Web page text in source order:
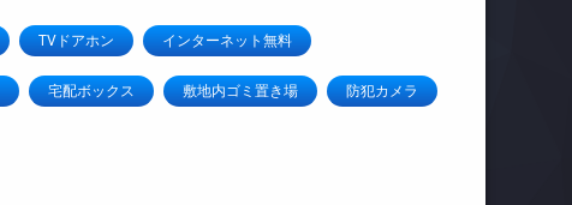
TVドアホン インターネット無料
宅配ボックス 敷地内ゴミ置き場 防犯カメラ